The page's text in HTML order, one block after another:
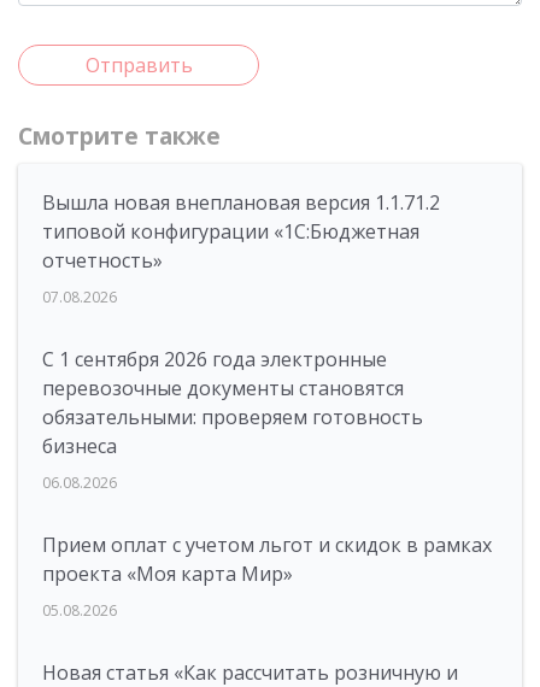
Отправить
Смотрите также
Вышла новая внеплановая версия 1.1.71.2
типовой конфигурации «1C:Бюджетная
отчетность»
07.08.2026
С 1 сентября 2026 года электронные
перевозочные документы становятся
обязательными: проверяем готовность
бизнеса
06.08.2026
Прием оплат с учетом льгот и скидок в рамках
проекта «Моя карта Мир»
05.08.2026
Новая статья «Как рассчитать розничную и